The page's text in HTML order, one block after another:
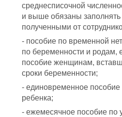
среднесписочной
и выше обязаны
полученными от
- пособие по временной
по беременности и родам,
пособие женщинам,
сроки беременности;
- единовременное
ребенка;
- ежемесячное пособие по